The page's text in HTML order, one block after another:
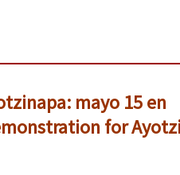
mayo 15 en
for